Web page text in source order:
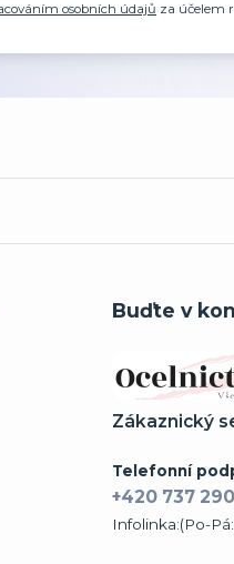
osobních údajů za účelem
Buďte v
Zákaznický
Telefonní
+420 737
Infolinka:(Po-